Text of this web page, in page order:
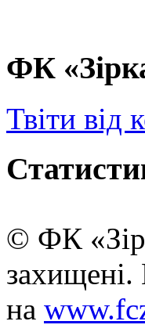
ФК
Твіти від
© ФК
захищені.
на